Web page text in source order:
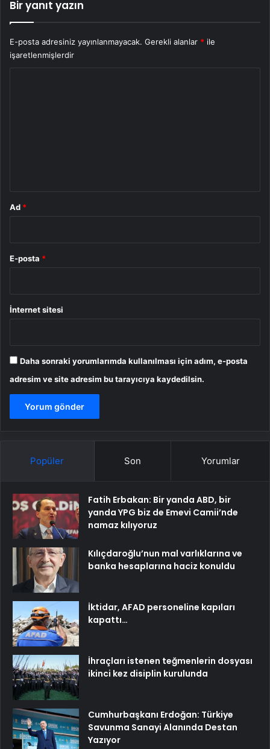
Bir yanıt yazın
E-posta adresiniz yayınlanmayacak. Gerekli alanlar * ile
işaretlenmişlerdir
Ad *
E-posta *
İnternet sitesi
Daha sonraki yorumlarımda kullanılması için adım, e-posta
adresim ve site adresim bu tarayıcıya kaydedilsin.
Popüler Son Yorumlar
Fatih Erbakan: Bir yanda ABD, bir
yanda YPG biz de Emevi Camii’nde
namaz kılıyoruz
Kılıçdaroğlu’nun mal varlıklarına ve
banka hesaplarına haciz konuldu
İktidar, AFAD personeline kapıları
kapattı…
İhraçları istenen teğmenlerin dosyası
ikinci kez disiplin kurulunda
Cumhurbaşkanı Erdoğan: Türkiye
Savunma Sanayi Alanında Destan
Yazıyor